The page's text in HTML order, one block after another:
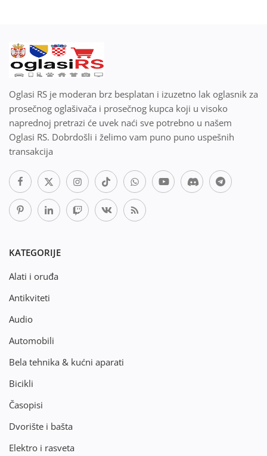
Oglasi RS je moderan brz besplatan i izuzetno lak oglasnik za
prosečnog oglašivača i prosečnog kupca koji u visoko
naprednoj pretrazi će uvek naći sve potrebno u našem
Oglasi RS. Dobrdošli i želimo vam puno puno uspešnih
transakcija
KATEGORIJE
Alati i oruđa
Antikviteti
Audio
Automobili
Bela tehnika & kućni aparati
Bicikli
Časopisi
Dvorište i bašta
Elektro i rasveta